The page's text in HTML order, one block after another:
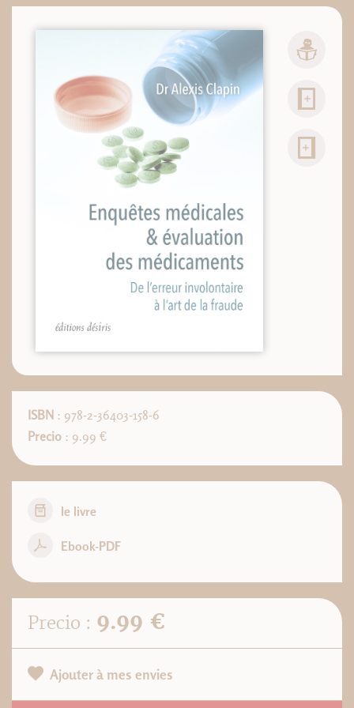
ISBN : 978-2-36403-158-6
Precio : 9.99 €
le livre
Ebook-PDF
Precio : 9.99 €
Ajouter à mes envies